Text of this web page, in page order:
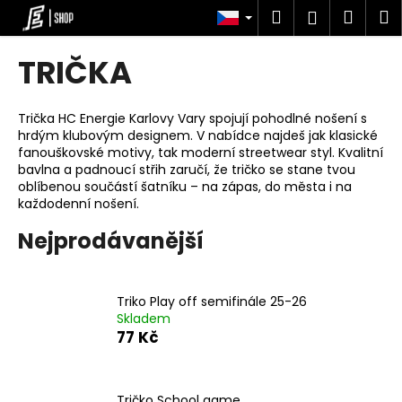
Přejít
obsah
Hledat
TRIČKA
Trička HC Energie Karlovy Vary spojují pohodlné nošení s
hrdým klubovým designem. V nabídce najdeš jak klasické
fanouškovské motivy, tak moderní streetwear styl. Kvalitní
bavlna a padnoucí střih zaručí, že tričko se stane tvou
oblíbenou součástí šatníku – na zápas, do města i na
každodenní nošení.
Nejprodávanější
Triko Play off semifinále 25-26
Skladem
77 Kč
o
o
p
o
t
ř
e